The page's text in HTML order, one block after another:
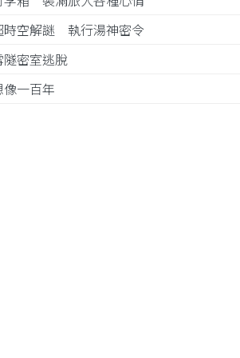
時空解謎 執行湯神密令
隧密室逃脫
像一百年